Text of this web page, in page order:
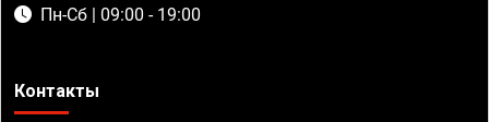
Пн-Сб | 09:00 - 19:00
Контакты